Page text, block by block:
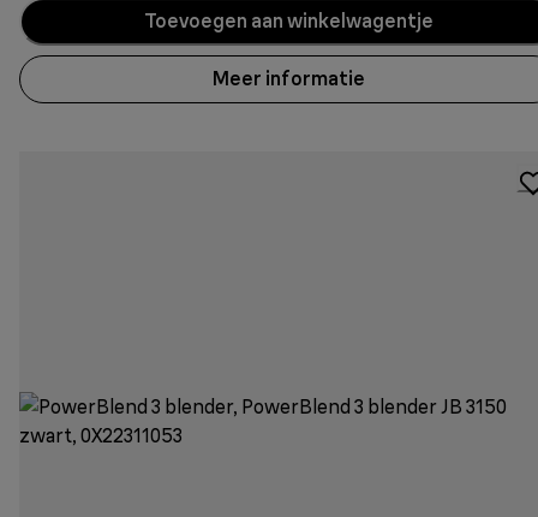
Toevoegen aan winkelwagentje
Meer informatie